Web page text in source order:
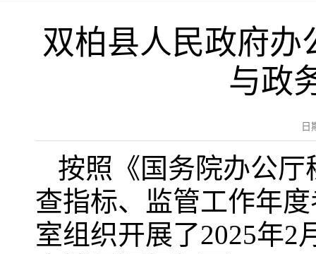
双柏县人民政府办
与政
日
按照《国务院办公
查指标、监管工作年
室组织开展了2025年2